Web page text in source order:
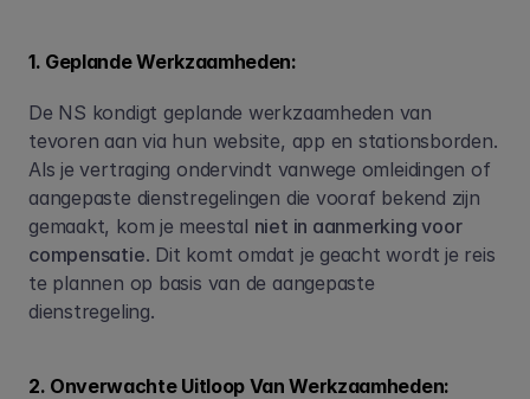
1. Geplande Werkzaamheden:
De NS kondigt geplande werkzaamheden van
tevoren aan via hun website, app en stationsborden.
Als je vertraging ondervindt vanwege omleidingen of
aangepaste dienstregelingen die vooraf bekend zijn
gemaakt, kom je meestal niet in aanmerking voor
compensatie. Dit komt omdat je geacht wordt je reis
te plannen op basis van de aangepaste
dienstregeling.
2. Onverwachte Uitloop Van Werkzaamheden: